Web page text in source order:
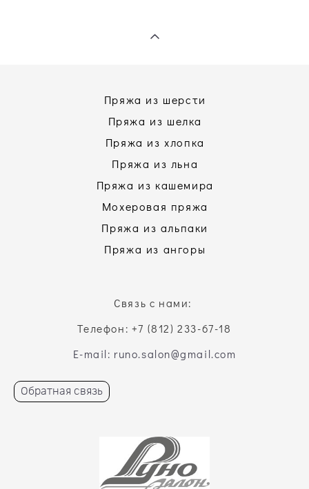
Пряжа из шерсти
Пряжа из шелка
Пряжа из хлопка
Пряжа из льна
Пряжа из кашемира
Мохеровая пряжа
Пряжа из альпаки
Пряжа из ангоры
Связь с нами:
Телефон: +7 (812) 233-67-18
E-mail: runo.salon@gmail.com
Обратная связь